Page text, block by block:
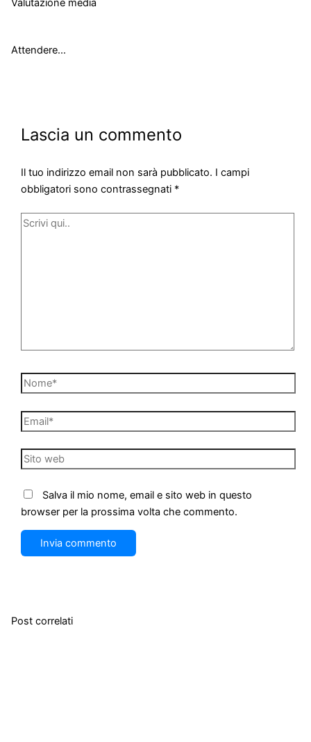
Valutazione media
Attendere...
Lascia un commento
Il tuo indirizzo email non sarà pubblicato. I campi
obbligatori sono contrassegnati *
Scrivi
Nome*
Email*
Sito
web
Salva il mio nome, email e sito web in questo
browser per la prossima volta che commento.
Post correlati